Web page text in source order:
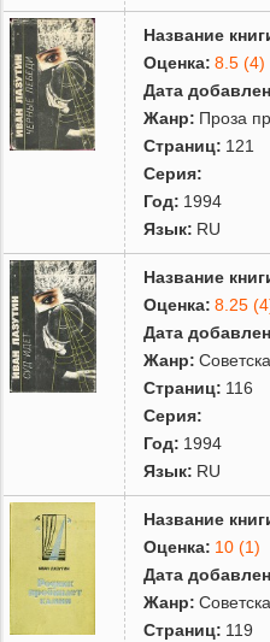
Название
Оценка: 8.5 (4)
Дата
Жанр: Проза
Страниц: 121
Серия:
Год: 1994
Язык: RU
Название
Оценка: 8.25
Дата
Жанр:
Страниц: 116
Серия:
Год: 1994
Язык: RU
Название
Оценка: 10 (1)
Дата
Жанр:
Страниц: 119